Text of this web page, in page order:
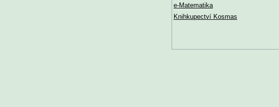
e-Matematika
Knihkupectví Kosmas